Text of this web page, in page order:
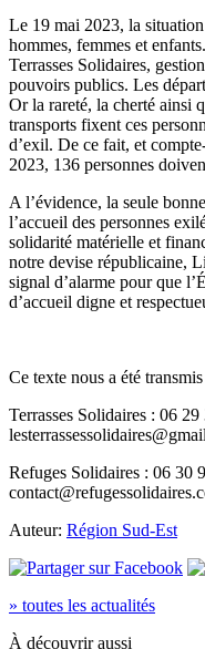
Le 19 mai 2023, la situation
hommes, femmes et
Terrasses Solidaires,
pouvoirs publics. Les
Or la rareté, la cherté ainsi
transports fixent ces
d’exil. De ce fait, et
2023, 136 personnes
A l’évidence, la seule
l’accueil des personnes
solidarité matérielle et
notre devise républicaine,
signal d’alarme pour que
d’accueil digne et
Ce texte nous a été
Terrasses Solidaires : 06
Refuges Solidaires : 06 30
Auteur: Région Sud-Est
» toutes les actualités
À découvrir aussi